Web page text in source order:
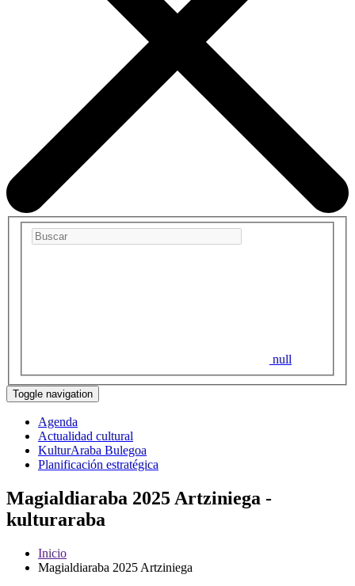
null
Toggle navigation
Agenda
Actualidad cultural
KulturAraba Bulegoa
Planificación estratégica
Magialdiaraba 2025 Artziniega -
kulturaraba
Inicio
Magialdiaraba 2025 Artziniega